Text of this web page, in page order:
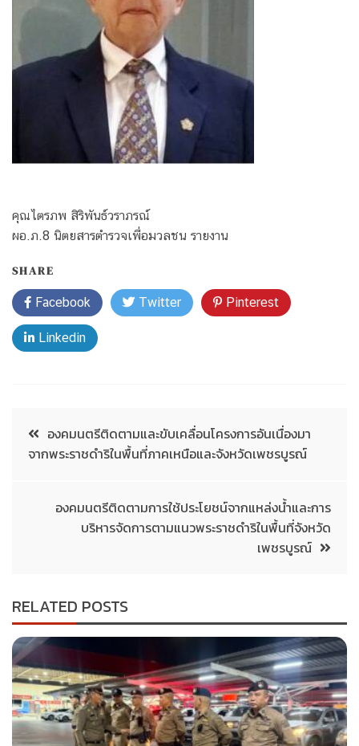
คุณไตรภพ สิริพันธ์วราภรณ์
ผอ.ภ.8 นิตยสารตำรวจเพื่อมวลชน รายงาน
SHARE
Facebook Twitter Pinterest
Linkedin
องคมนตรีติดตามและขับเคลื่อนโครงการอันเนื่องมา
จากพระราชดำริในพื้นที่ภาคเหนือและจังหวัดเพชรบูรณ์
องคมนตรีติดตามการใช้ประโยชน์จากแหล่งน้ำและการ
บริหารจัดการตามแนวพระราชดำริในพื้นที่จังหวัด
เพชรบูรณ์
RELATED POSTS